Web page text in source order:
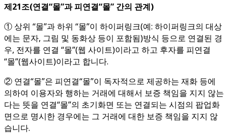
제21조(연결“몰”과 피연결“몰” 간의 관계)
① 상위 “몰”과 하위 “몰”이 하이퍼링크(예: 하이퍼링크의 대상
에는 문자, 그림 및 동화상 등이 포함됨)방식 등으로 연결된 경
우, 전자를 연결 “몰”(웹 사이트)이라고 하고 후자를 피연결
“몰”(웹사이트)이라고 합니다.
② 연결“몰”은 피연결“몰”이 독자적으로 제공하는 재화 등에
의하여 이용자와 행하는 거래에 대해서 보증 책임을 지지 않는
다는 뜻을 연결“몰”의 초기화면 또는 연결되는 시점의 팝업화
면으로 명시한 경우에는 그 거래에 대한 보증 책임을 지지 않
습니다.